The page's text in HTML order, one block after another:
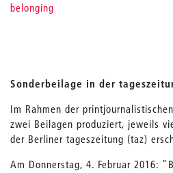
belonging
Sonderbeilage in der
Im Rahmen der
zwei Beilagen produziert, jeweils
der Berliner tageszeitung (taz)
Am Donnerstag, 4. Februar 2016: